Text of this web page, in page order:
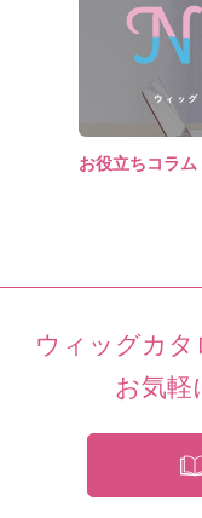
お役立ちコラム
ウィッグカ
お気軽